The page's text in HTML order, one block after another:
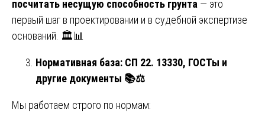
посчитать несущую способность грунта — это
первый шаг в проектировании и в судебной экспертизе
оснований. 🏛️📊
Нормативная база: СП 22. 13330, ГОСТы и
другие документы 📚⚖️
Мы работаем строго по нормам: